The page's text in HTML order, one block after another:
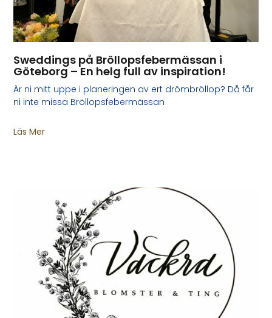
Sweddings på Bröllopsfebermässan i
Göteborg – En helg full av inspiration!
Är ni mitt uppe i planeringen av ert drömbröllop? Då får
ni inte missa Bröllopsfebermässan
Läs Mer